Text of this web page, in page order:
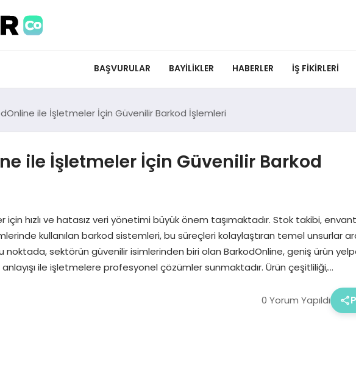
BAŞVURULAR BAYILIKLER HABERLER İŞ FIKIRLERI
ile İşletmeler İçin Güvenilir Barkod İşlemleri
ile İşletmeler İçin Güvenilir Barkod
hızlı ve hatasız veri yönetimi büyük önem taşımaktadır. Stok takibi,
kullanılan barkod sistemleri, bu süreçleri kolaylaştıran temel unsurlar
noktada, sektörün güvenilir isimlerinden biri olan BarkodOnline, geniş ürün
ile işletmelere profesyonel çözümler sunmaktadır. Ürün çeşitliliği,…
0 Yorum Yapıldı